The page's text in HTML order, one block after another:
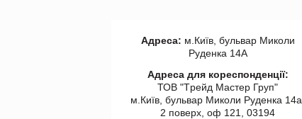
Адреса: м.Київ, бульвар Миколи
Руденка 14А
Адреса для кореспонденції:
ТОВ "Tрейд Мастер Груп"
м.Київ, бульвар Миколи Руденка 14а,
2 поверх, оф 121, 03194